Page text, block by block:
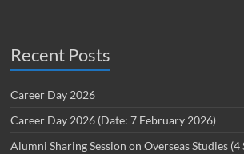
Recent Posts
Career Day 2026
Career Day 2026 (Date: 7 February 2026)
Alumni Sharing Session on Overseas Studies